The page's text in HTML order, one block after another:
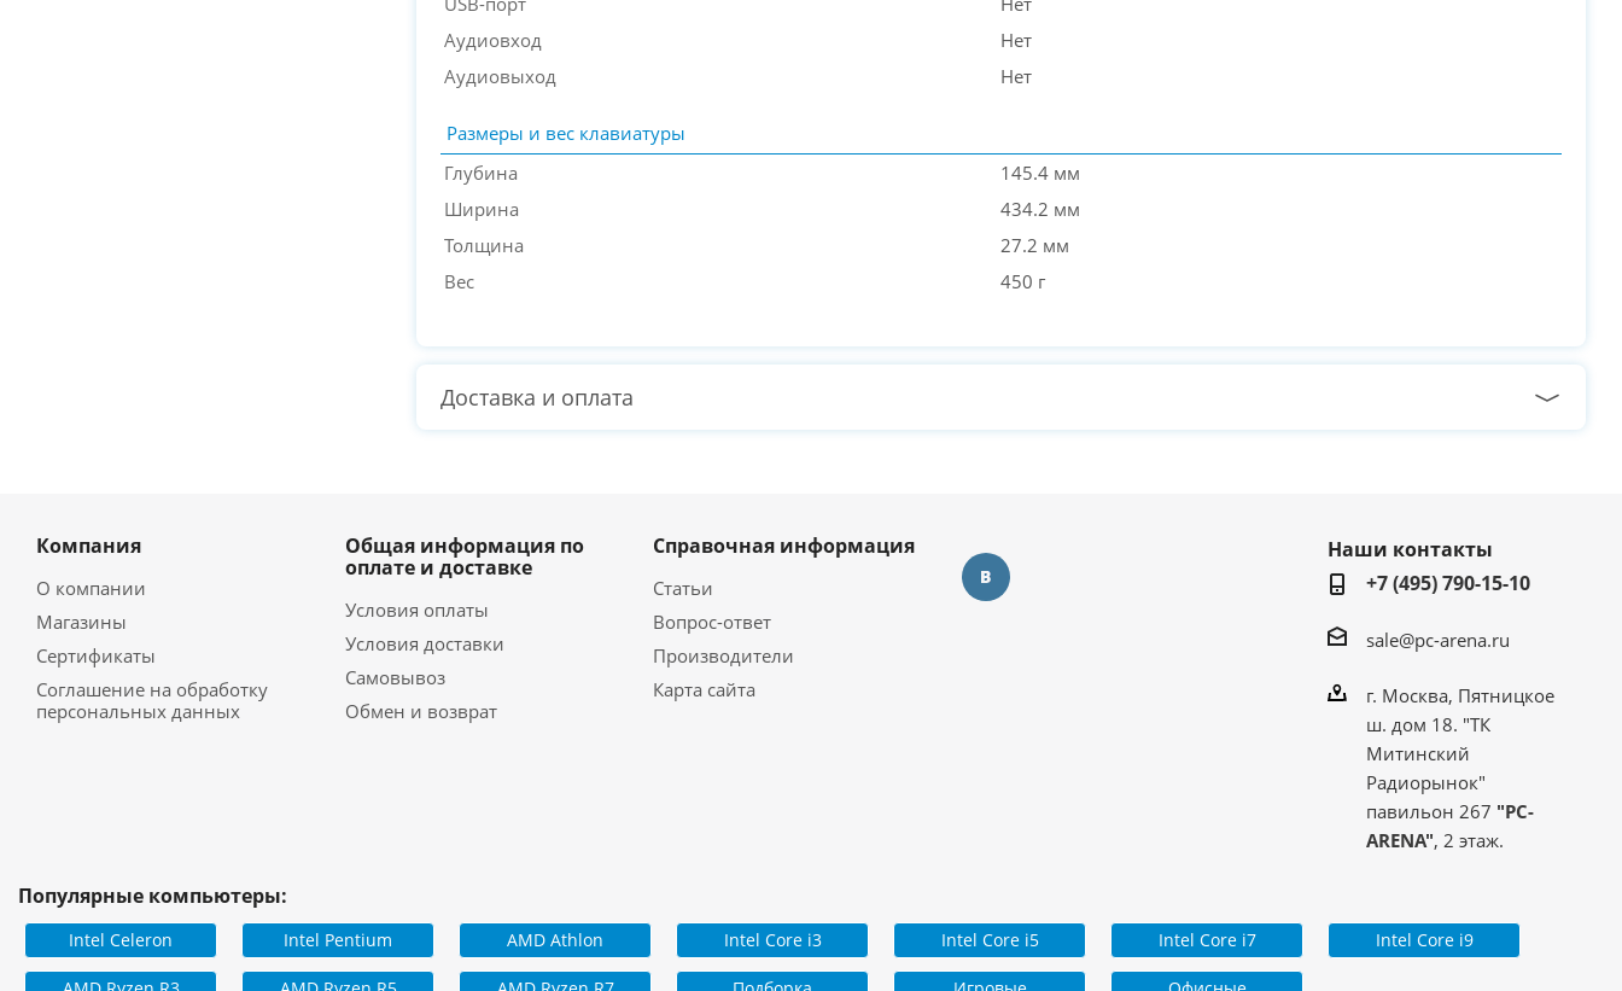
Аудиовход
Нет
Аудиовыход
Нет
Размеры и вес клавиатуры
Глубина
145.4 мм
Ширина
434.2 мм
Толщина
27.2 мм
Вес
450 г
Доставка и оплата
Компания
О компании
Магазины
Сертификаты
Соглашение на обработку
персональных данных
Общая информация по
оплате и доставке
Условия оплаты
Условия доставки
Самовывоз
Обмен и возврат
Справочная информация
Статьи
Вопрос-ответ
Производители
Карта сайта
Наши контакты
+7 (495) 790-15-10
sale@pc-arena.ru
г. Москва, Пятницкое
ш. дом 18. "ТК
Митинский
Радиорынок"
павильон 267 "PC-
ARENA", 2 этаж.
Популярные компьютеры:
Intel Celeron Intel Pentium AMD Athlon Intel Core i3 Intel Core i5 Intel Core i7 Intel Core i9